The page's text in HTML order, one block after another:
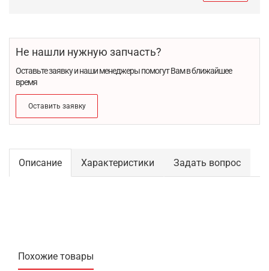
Не нашли нужную запчасть?
Оставьте заявку и наши менеджеры помогут Вам в ближайшее
время
Оставить заявку
Описание Характеристики Задать вопрос
Похожие товары